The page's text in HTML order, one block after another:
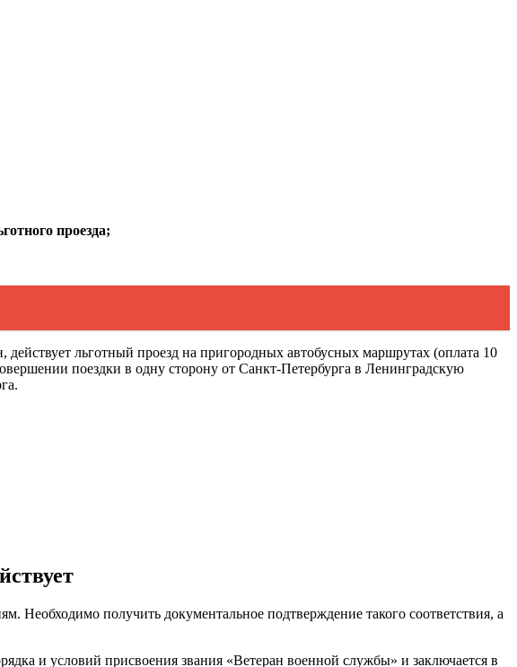
проезда;
льготный проезд на пригородных автобусных маршрутах (оплата 10
поездки в одну сторону от Санкт-Петербурга в Ленинградскую
Необходимо получить документальное подтверждение такого соответствия, а
и условий присвоения звания «Ветеран военной службы» и заключается в